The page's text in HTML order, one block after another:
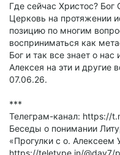
Где сейчас Христос?
Церковь на протяжении
позицию по многим
восприниматься как
Бог и так все знает о
Алексея на эти и другие
07.06.26.
***
Телеграм-канал: https://
Беседы о понимании
«Прогулки с о. Алексеем
https://teletype.in/@day7/